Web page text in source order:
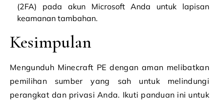
(2FA) pada akun Microsoft Anda untuk lapisan
keamanan tambahan.
Kesimpulan
Mengunduh Minecraft PE dengan aman melibatkan
pemilihan sumber yang sah untuk melindungi
perangkat dan privasi Anda. Ikuti panduan ini untuk